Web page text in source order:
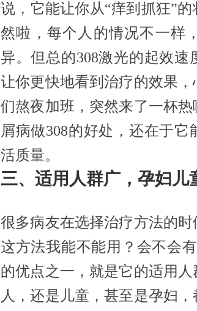
说，它能让你从“痒到抓狂”
然啦，每个人的情况不一样
异。但总的308激光的起效
让你更快地看到治疗的效果
们熬夜加班，突然来了一杯
屑病做308的好处，还在于
活质量。
三、适用人群广，孕妇儿
很多病友在选择治疗方法的时
这方法我能不能用？会不会
的优点之一，就是它的适用
人，还是儿童，甚至是孕妇